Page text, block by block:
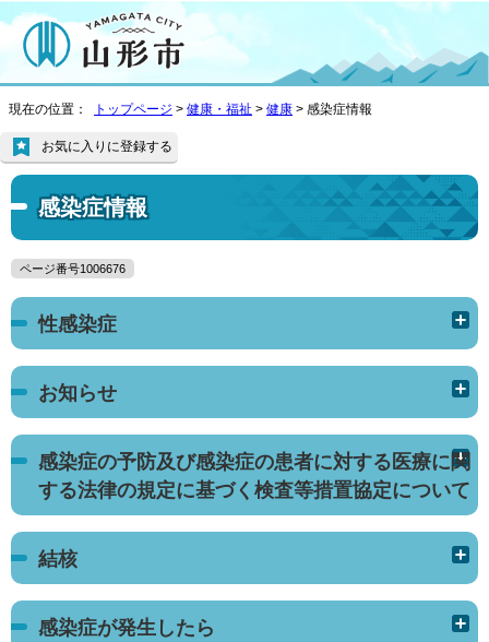
現在の位置： トップページ > 健康・福祉 > 健康 > 感染症情報
感染症情報
お気に入りに登録する
ページ番号1006676
性感染症
お知らせ
感染症の予防及び感染症の患者に対する医療に関
する法律の規定に基づく検査等措置協定について
結核
感染症が発生したら